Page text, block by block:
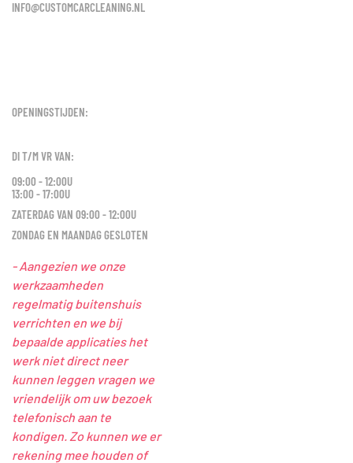
INFO@CUSTOMCARCLEANING.NL
OPENINGSTIJDEN:
DI T/M VR VAN:
09:00 - 12:00U
13:00 - 17:00U
ZATERDAG VAN 09:00 - 12:00U
ZONDAG EN MAANDAG GESLOTEN
- Aangezien we onze
werkzaamheden
regelmatig buitenshuis
verrichten en we bij
bepaalde applicaties het
werk niet direct neer
kunnen leggen vragen we
vriendelijk om uw bezoek
telefonisch aan te
kondigen. Zo kunnen we er
rekening mee houden of